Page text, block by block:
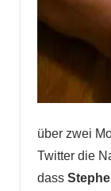
über zwei
Twitter die
dass